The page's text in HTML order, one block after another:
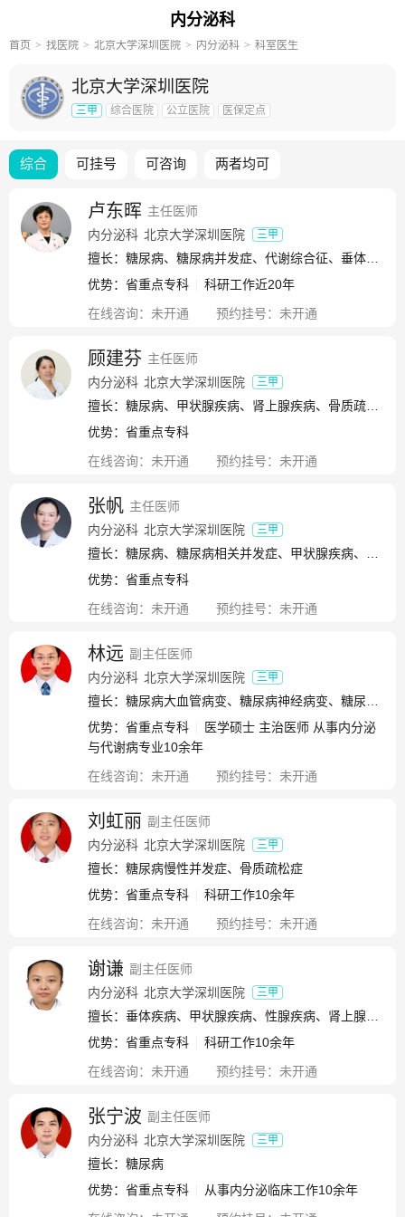
内分泌科
首页 找医院 北京大学深圳医院 内分泌科 科室医生
北京大学深圳医院
三甲 综合医院 公立医院 医保定点
综合 可挂号 可咨询 两者均可
卢东晖 主任医师
内分泌科 北京大学深圳医院 三甲
优势： 省重点专科
科研工作近20年
在线咨询： 未开通 预约挂号： 未开通
顾建芬 主任医师
内分泌科 北京大学深圳医院 三甲
优势： 省重点专科
在线咨询： 未开通 预约挂号： 未开通
张帆 主任医师
内分泌科 北京大学深圳医院 三甲
优势： 省重点专科
在线咨询： 未开通 预约挂号： 未开通
林远 副主任医师
内分泌科 北京大学深圳医院 三甲
优势： 省重点专科
医学硕士 主治医师 从事内分泌
与代谢病专业10余年
在线咨询： 未开通 预约挂号： 未开通
刘虹丽 副主任医师
内分泌科 北京大学深圳医院 三甲
擅长：糖尿病慢性并发症、骨质疏松症
优势： 省重点专科
科研工作10余年
在线咨询： 未开通 预约挂号： 未开通
谢谦 副主任医师
内分泌科 北京大学深圳医院 三甲
优势： 省重点专科
科研工作10余年
在线咨询： 未开通 预约挂号： 未开通
张宁波 副主任医师
内分泌科 北京大学深圳医院 三甲
擅长：糖尿病
优势： 省重点专科
从事内分泌临床工作10余年